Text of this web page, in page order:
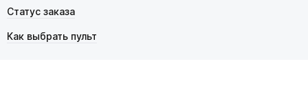
Статус заказа
Как выбрать пульт